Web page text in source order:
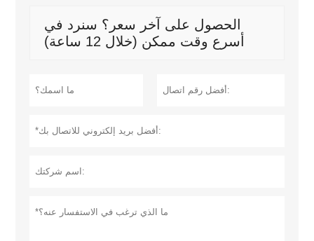
الحصول على آخر سعر؟ سنرد في
أسرع وقت ممكن (خلال 12 ساعة)